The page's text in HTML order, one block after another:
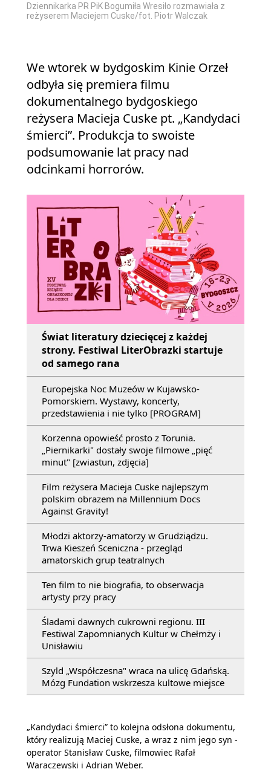
Dziennikarka PR PiK Bogumiła Wresiło rozmawiała z
reżyserem Maciejem Cuske/fot. Piotr Walczak
We wtorek w bydgoskim Kinie Orzeł
odbyła się premiera filmu
dokumentalnego bydgoskiego
reżysera Macieja Cuske pt. „Kandydaci
śmierci”. Produkcja to swoiste
podsumowanie lat pracy nad
odcinkami horrorów.
Świat literatury dziecięcej z każdej
strony. Festiwal LiterObrazki startuje
od samego rana
Europejska Noc Muzeów w Kujawsko-
Pomorskiem. Wystawy, koncerty,
przedstawienia i nie tylko [PROGRAM]
Korzenna opowieść prosto z Torunia.
„Piernikarki" dostały swoje filmowe „pięć
minut" [zwiastun, zdjęcia]
Film reżysera Macieja Cuske najlepszym
polskim obrazem na Millennium Docs
Against Gravity!
Młodzi aktorzy-amatorzy w Grudziądzu.
Trwa Kieszeń Sceniczna - przegląd
amatorskich grup teatralnych
Ten film to nie biografia, to obserwacja
artysty przy pracy
Śladami dawnych cukrowni regionu. III
Festiwal Zapomnianych Kultur w Chełmży i
Unisławiu
Szyld „Współczesna" wraca na ulicę Gdańską.
Mózg Fundation wskrzesza kultowe miejsce
„Kandydaci śmierci” to kolejna odsłona dokumentu,
który realizują Maciej Cuske, a wraz z nim jego syn -
operator Stanisław Cuske, filmowiec Rafał
Waraczewski i Adrian Weber.